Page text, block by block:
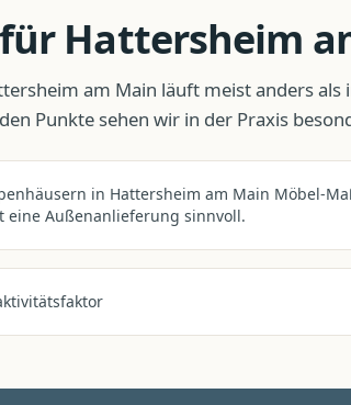
Hattersheim
am Main läuft meist anders als
Punkte sehen wir in der Praxis
in Hattersheim am Main Möbel-
Außenanlieferung sinnvoll.